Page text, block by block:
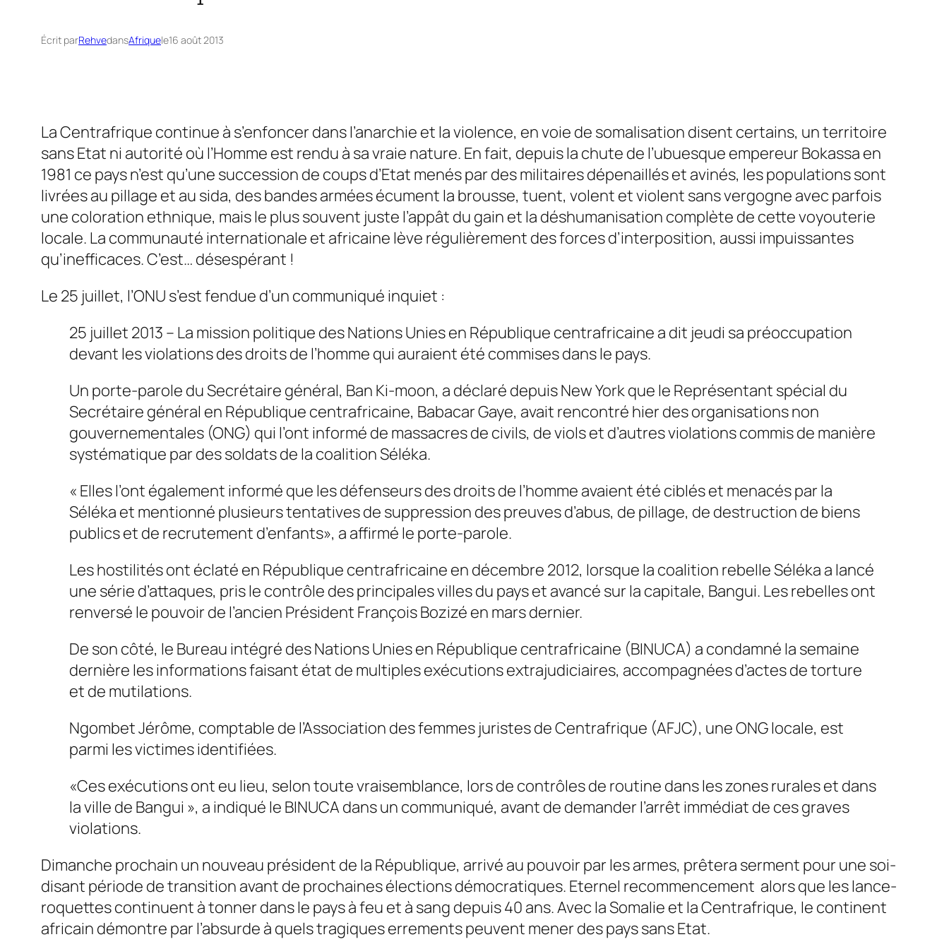
Écrit parRehvedansAfriquele16 août 2013
La Centrafrique continue à s’enfoncer dans l’anarchie et la violence, en voie de somalisation disent certains, un territoire
sans Etat ni autorité où l’Homme est rendu à sa vraie nature. En fait, depuis la chute de l’ubuesque empereur Bokassa en
1981 ce pays n’est qu’une succession de coups d’Etat menés par des militaires dépenaillés et avinés, les populations sont
livrées au pillage et au sida, des bandes armées écument la brousse, tuent, volent et violent sans vergogne avec parfois
une coloration ethnique, mais le plus souvent juste l’appât du gain et la déshumanisation complète de cette voyouterie
locale. La communauté internationale et africaine lève régulièrement des forces d’interposition, aussi impuissantes
qu’inefficaces. C’est… désespérant !
Le 25 juillet, l’ONU s’est fendue d’un communiqué inquiet :
25 juillet 2013 – La mission politique des Nations Unies en République centrafricaine a dit jeudi sa préoccupation
devant les violations des droits de l’homme qui auraient été commises dans le pays.
Un porte-parole du Secrétaire général, Ban Ki-moon, a déclaré depuis New York que le Représentant spécial du
Secrétaire général en République centrafricaine, Babacar Gaye, avait rencontré hier des organisations non
gouvernementales (ONG) qui l’ont informé de massacres de civils, de viols et d’autres violations commis de manière
systématique par des soldats de la coalition Séléka.
« Elles l’ont également informé que les défenseurs des droits de l’homme avaient été ciblés et menacés par la
Séléka et mentionné plusieurs tentatives de suppression des preuves d’abus, de pillage, de destruction de biens
publics et de recrutement d’enfants», a affirmé le porte-parole.
Les hostilités ont éclaté en République centrafricaine en décembre 2012, lorsque la coalition rebelle Séléka a lancé
une série d’attaques, pris le contrôle des principales villes du pays et avancé sur la capitale, Bangui. Les rebelles ont
renversé le pouvoir de l’ancien Président François Bozizé en mars dernier.
De son côté, le Bureau intégré des Nations Unies en République centrafricaine (BINUCA) a condamné la semaine
dernière les informations faisant état de multiples exécutions extrajudiciaires, accompagnées d’actes de torture
et de mutilations.
Ngombet Jérôme, comptable de l’Association des femmes juristes de Centrafrique (AFJC), une ONG locale, est
parmi les victimes identifiées.
«Ces exécutions ont eu lieu, selon toute vraisemblance, lors de contrôles de routine dans les zones rurales et dans
la ville de Bangui », a indiqué le BINUCA dans un communiqué, avant de demander l’arrêt immédiat de ces graves
violations.
Dimanche prochain un nouveau président de la République, arrivé au pouvoir par les armes, prêtera serment pour une soi-
disant période de transition avant de prochainesélections démocratiques. Eternel recommencement alors que les lance-
roquettes continuent à tonner dans le pays à feu et à sang depuis 40 ans. Avec la Somalie et la Centrafrique, le continent
africain démontre par l’absurde à quels tragiques errements peuvent mener des pays sans Etat.